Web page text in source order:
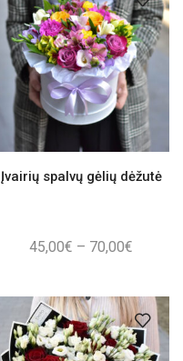
Įvairių spalvų gėlių dėžutė
45,00€ – 70,00€
through
70,00€